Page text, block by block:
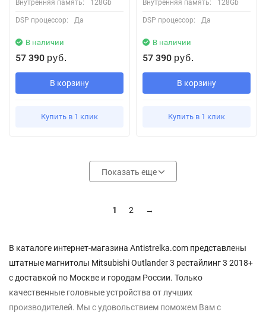
Внутренняя память: 128Gb
DSP процессор: Да
В наличии
57 390 руб.
В корзину
Купить в 1 клик
Внутренняя память: 128Gb
DSP процессор: Да
В наличии
57 390 руб.
В корзину
Купить в 1 клик
Показать еще
1 2 →
В каталоге интернет-магазина Antistrelka.com представлены
штатные магнитолы Mitsubishi Outlander 3 рестайлинг 3 2018+
с доставкой по Москве и городам России. Только
качественные головные устройства от лучших
производителей. Мы с удовольствием поможем Вам с